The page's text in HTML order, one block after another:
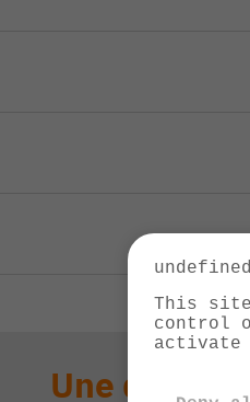
Une
undefined
This site
control
activate